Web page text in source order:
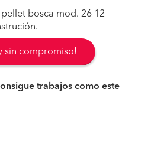
bosca mod. 26 12
sin compromiso!
trabajos como este